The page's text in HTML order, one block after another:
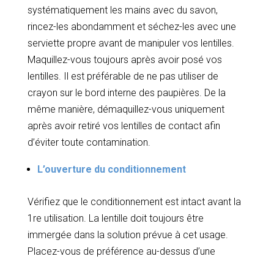
systématiquement les mains avec du savon,
rincez-les abondamment et séchez-les avec une
serviette propre avant de manipuler vos lentilles.
Maquillez-vous toujours après avoir posé vos
lentilles. Il est préférable de ne pas utiliser de
crayon sur le bord interne des paupières. De la
même manière, démaquillez-vous uniquement
après avoir retiré vos lentilles de contact afin
d’éviter toute contamination.
L’ouverture du conditionnement
Vérifiez que le conditionnement est intact avant la
1re utilisation. La lentille doit toujours être
immergée dans la solution prévue à cet usage.
Placez-vous de préférence au-dessus d’une